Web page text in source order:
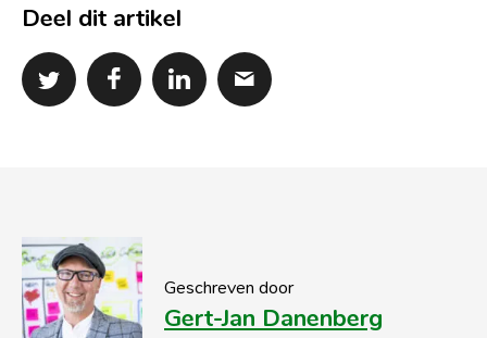
Deel dit artikel
Geschreven door
Gert-Jan Danenberg